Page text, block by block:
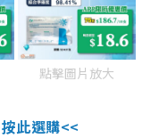
點擊圖片放大
此選購<<